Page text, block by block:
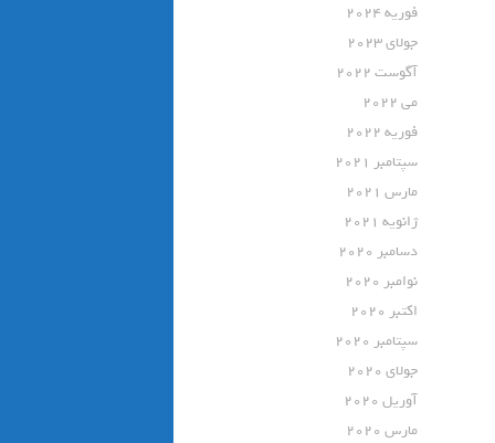
فوریه 2024
جولای 2023
آگوست 2022
می 2022
فوریه 2022
سپتامبر 2021
مارس 2021
ژانویه 2021
دسامبر 2020
نوامبر 2020
اکتبر 2020
سپتامبر 2020
جولای 2020
آوریل 2020
مارس 2020